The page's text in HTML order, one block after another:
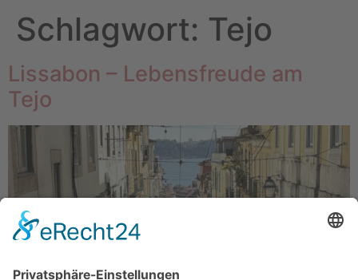
Schlagwort: Tejo
Lissabon – Lebensfreude am
Tejo